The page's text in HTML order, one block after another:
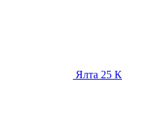
Ялта 25 К